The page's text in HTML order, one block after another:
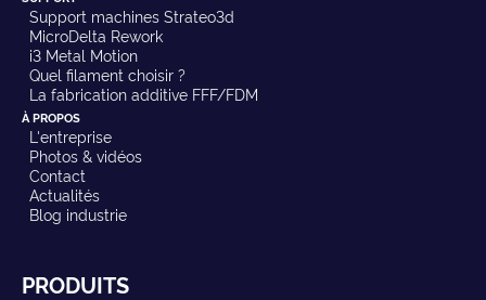
Support machines Strateo3d
MicroDelta Rework
i3 Metal Motion
Quel filament choisir ?
La fabrication additive FFF/FDM
À PROPOS
L'entreprise
Photos & vidéos
Contact
Actualités
Blog industrie
PRODUITS